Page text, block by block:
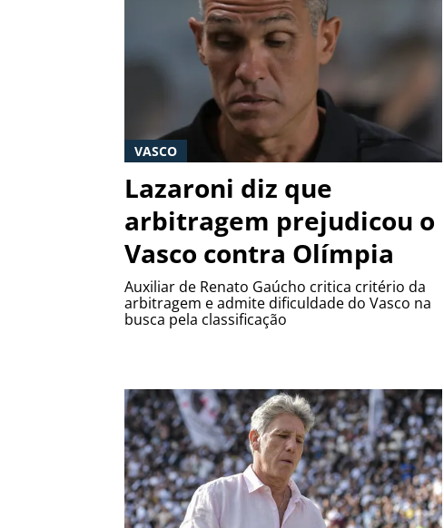
VASCO
Lazaroni diz que
arbitragem prejudicou o
Vasco contra Olímpia
Auxiliar de Renato Gaúcho critica critério da
arbitragem e admite dificuldade do Vasco na
busca pela classificação